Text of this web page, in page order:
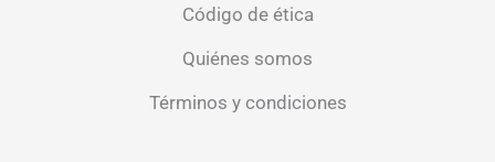
Código de ética
Quiénes somos
Términos y condiciones